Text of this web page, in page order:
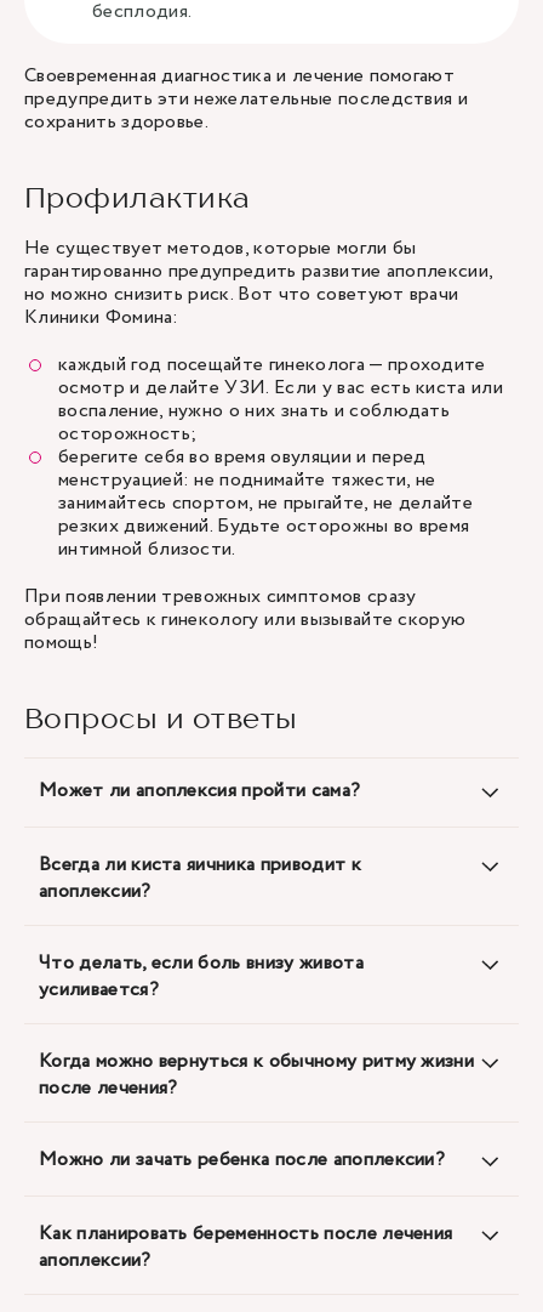
бесплодия.
Своевременная диагностика и лечение помогают
предупредить эти нежелательные последствия и
сохранить здоровье.
Профилактика
Не существует методов, которые могли бы
гарантированно предупредить развитие апоплексии,
но можно снизить риск. Вот что советуют врачи
Клиники Фомина:
каждый год посещайте гинеколога — проходите
осмотр и делайте УЗИ. Если у вас есть киста или
воспаление, нужно о них знать и соблюдать
осторожность;
берегите себя во время овуляции и перед
менструацией: не поднимайте тяжести, не
занимайтесь спортом, не прыгайте, не делайте
резких движений. Будьте осторожны во время
интимной близости.
При появлении тревожных симптомов сразу
обращайтесь к гинекологу или вызывайте скорую
помощь!
Вопросы и ответы
Может ли апоплексия пройти сама?
Всегда ли киста яичника приводит к
апоплексии?
Что делать, если боль внизу живота
усиливается?
Когда можно вернуться к обычному ритму жизни
после лечения?
Можно ли зачать ребенка после апоплексии?
Как планировать беременность после лечения
апоплексии?